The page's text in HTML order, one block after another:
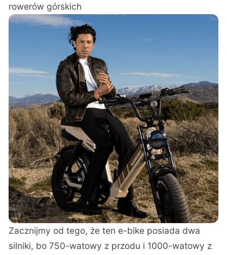
rowerów górskich
Zacznijmy od tego, że ten e-bike posiada dwa
silniki, bo 750-watowy z przodu i 1000-watowy z